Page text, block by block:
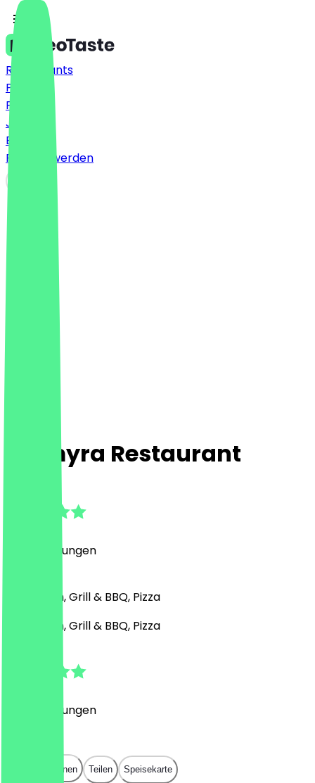
Restaurants
Preise
FAQ
Jobs
Blog
Partner werden
Palmyra Restaurant
Bewertungen
Nahöstlich, Grill & BBQ, Pizza
Nahöstlich, Grill & BBQ, Pizza
Bewertungen
In App öffnen Teilen Speisekarte